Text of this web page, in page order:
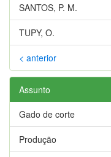
SANTOS, P. M.
TUPY, O.
< anterior
Assunto
Gado de corte
Produção